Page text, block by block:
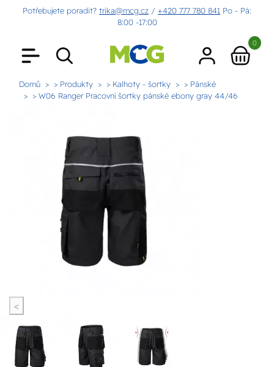
Potřebujete poradit? trika@mcg.cz / +420 777 780 841 Po - Pá:
8:00 -17:00
0
Domů > Produkty > Kalhoty - šortky
> Pánské
> W06 Ranger Pracovní šortky pánské ebony gray 44/46
<